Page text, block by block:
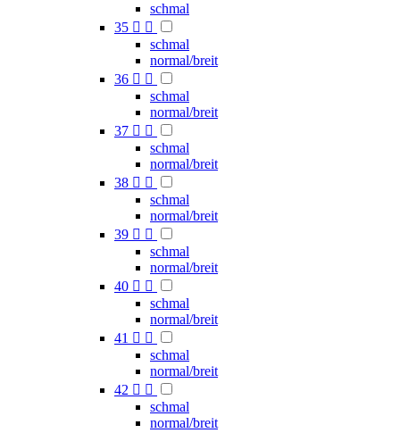
schmal
35  
schmal
normal/breit
36  
schmal
normal/breit
37  
schmal
normal/breit
38  
schmal
normal/breit
39  
schmal
normal/breit
40  
schmal
normal/breit
41  
schmal
normal/breit
42  
schmal
normal/breit